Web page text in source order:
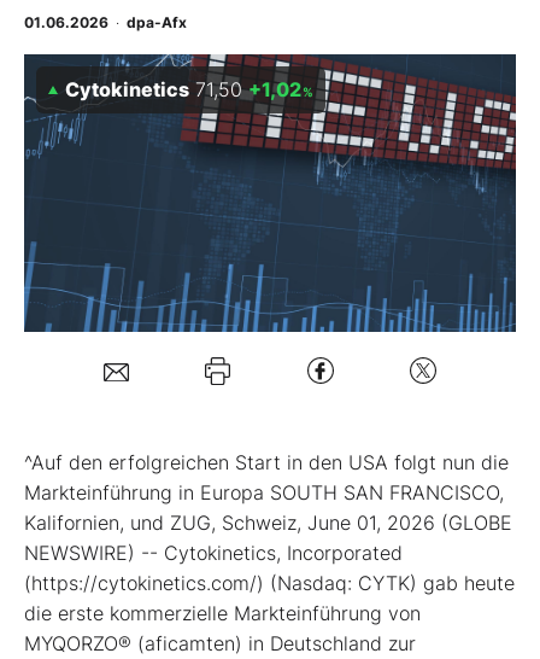
Mein B:O
Folgen Sie uns
01.06.2026 · dpa-Afx
Cytokinetics 71,50 +1,02%
^Auf den erfolgreichen Start in den USA folgt nun die
Markteinführung in Europa SOUTH SAN FRANCISCO,
Kalifornien, und ZUG, Schweiz, June 01, 2026 (GLOBE
NEWSWIRE) -- Cytokinetics, Incorporated
(https://cytokinetics.com/) (Nasdaq: CYTK) gab heute
die erste kommerzielle Markteinführung von
MYQORZO® (aficamten) in Deutschland zur